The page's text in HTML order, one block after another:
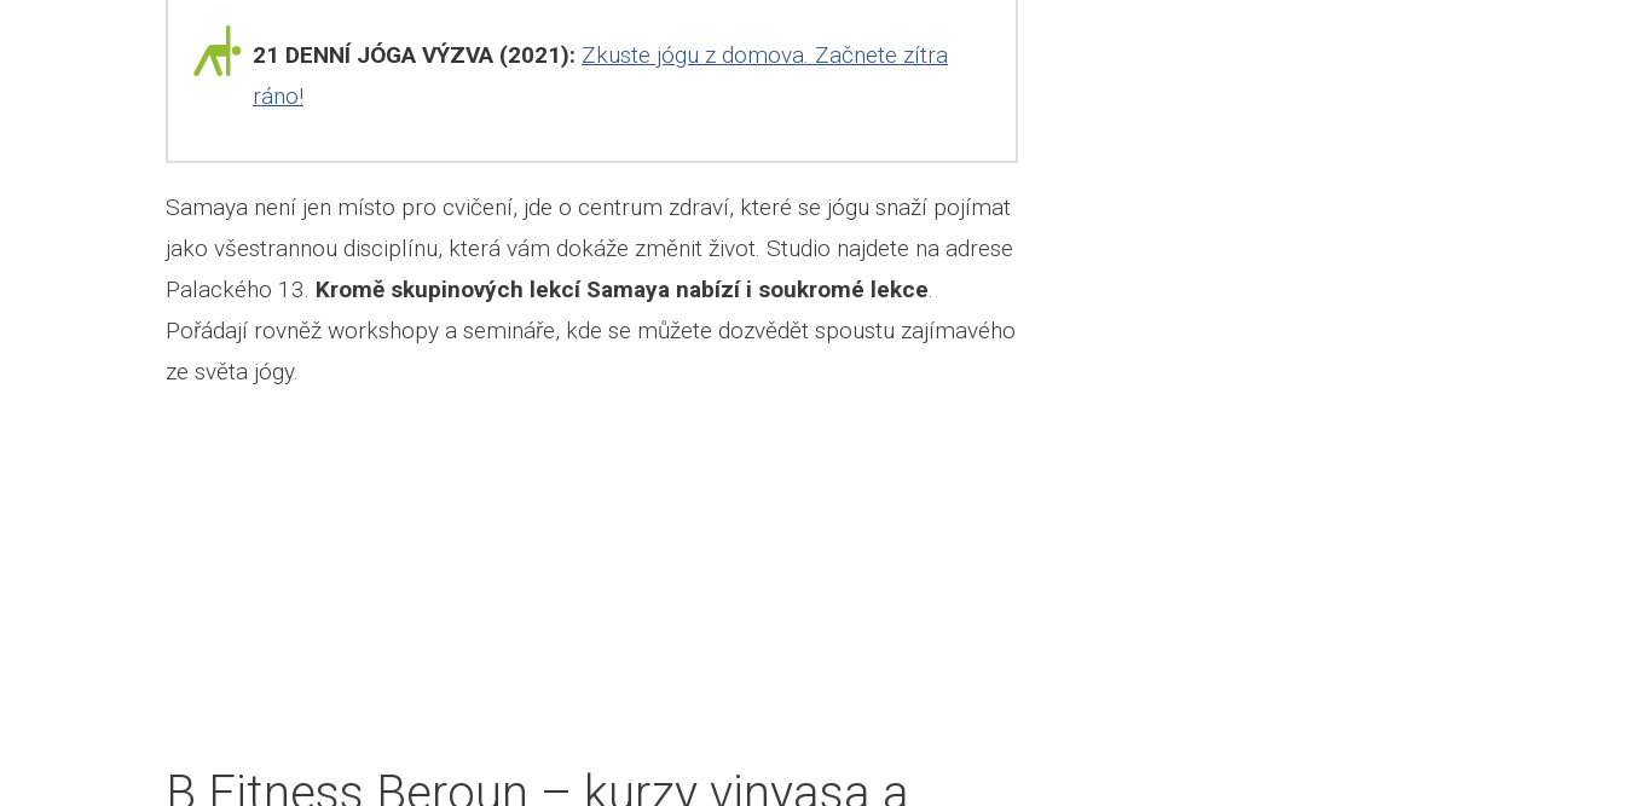
21 DENNÍ JÓGA VÝZVA (2021): Zkuste jógu z domova. Začnete zítra
ráno!
Samaya není jen místo pro cvičení, jde o centrum zdraví, které se jógu snaží pojímat
jako všestrannou disciplínu, která vám dokáže změnit život. Studio najdete na adrese
Palackého 13. Kromě skupinových lekcí Samaya nabízí i soukromé lekce.
Pořádají rovněž workshopy a semináře, kde se můžete dozvědět spoustu zajímavého
ze světa jógy.
B Fitness Beroun – kurzy vinyasa a